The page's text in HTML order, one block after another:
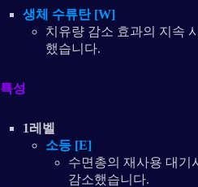
생체 수류탄 [W]
치유량 감소 효과의 지속
했습니다.
특성
1레벨
소등 [E]
수면총의 재사용 대기
감소했습니다.